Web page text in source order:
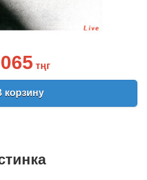
тңг
корзину